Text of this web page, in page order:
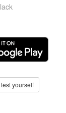
lack
test yourself